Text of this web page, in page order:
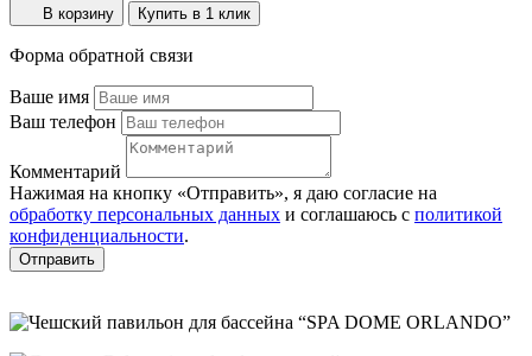
В корзину Купить в 1 клик
Форма обратной связи
Ваше имя
Ваш телефон
Комментарий
Нажимая на кнопку «Отправить», я даю согласие на
обработку персональных данных и соглашаюсь c политикой
конфиденциальности.
Отправить